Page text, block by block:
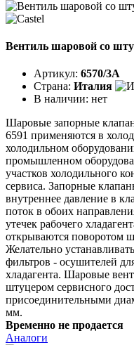
Вентиль шаровой со
Артикул: 6570/3A
Страна: Италия
В наличии: нет
Шаровые запорные
6591 применяются в
холодильном
промышленном
участков холодильного
сервиса. Запорные
внутреннее давление в
поток в обоих
утечек рабочего
открываются поворотом
Желательно
фильтров - осушителей
хладагента. Шаровые
штуцером сервисного
присоединительными
мм.
Временно не продается
Аналоги